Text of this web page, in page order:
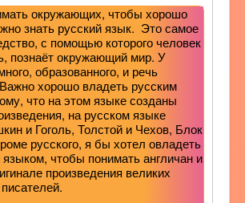
окружающих, чтобы хорошо
знать русский язык. Это самое
с помощью которого человек
познаёт окружающий мир. У
образованного, и речь
хорошо владеть русским
что на этом языке созданы
на русском языке
и Гоголь, Толстой и Чехов, Блок
русского, я бы хотел овладеть
языком, чтобы понимать англичан и
произведения великих